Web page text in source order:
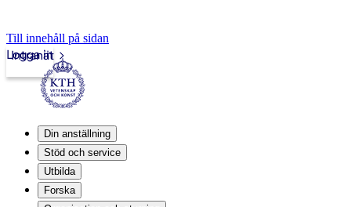
Till innehåll på sidan
Intranät
Logga in
Din anställning
Stöd och service
Utbilda
Forska